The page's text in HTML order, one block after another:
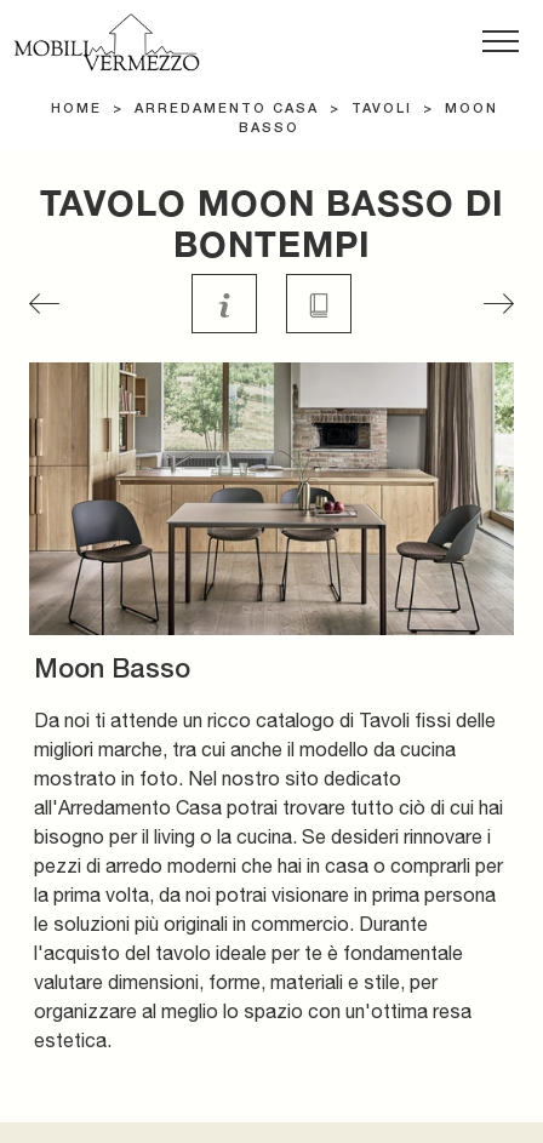
HOME > ARREDAMENTO CASA > TAVOLI >
MOON
BASSO
TAVOLO MOON BASSO DI
BONTEMPI
Moon Basso
Da noi ti attende un ricco catalogo di Tavoli fissi delle
migliori marche, tra cui anche il modello da cucina
mostrato in foto. Nel nostro sito dedicato
all'Arredamento Casa potrai trovare tutto ciò di cui hai
bisogno per il living o la cucina. Se desideri rinnovare i
pezzi di arredo moderni che hai in casa o comprarli per
la prima volta, da noi potrai visionare in prima persona
le soluzioni più originali in commercio. Durante
l'acquisto del tavolo ideale per te è fondamentale
valutare dimensioni, forme, materiali e stile, per
organizzare al meglio lo spazio con un'ottima resa
estetica.